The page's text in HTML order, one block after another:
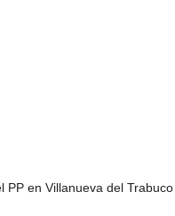
PP en Villanueva del Trabuco